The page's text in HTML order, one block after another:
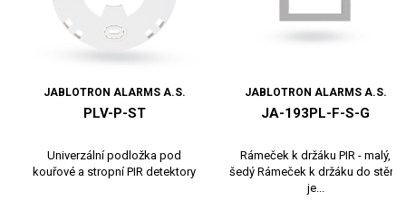
JABLOTRON ALARMS A.S.
PLV-P-ST
Univerzální podložka pod
kouřové a stropní PIR detektory
JABLOTRON ALARMS A.S.
JA-193PL-F-S-G
Rámeček k držáku PIR - malý,
šedý Rámeček k držáku do stěny
je...